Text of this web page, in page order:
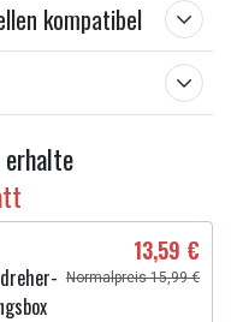
kompatibel
erhalte
13,59 €
Normalpreis 15,99 €